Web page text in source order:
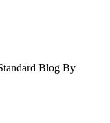
Blog By